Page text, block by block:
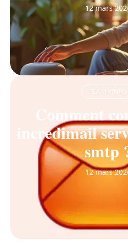
12 mars
FLASH INFO
Comment
incredimail
smtp
12 mars